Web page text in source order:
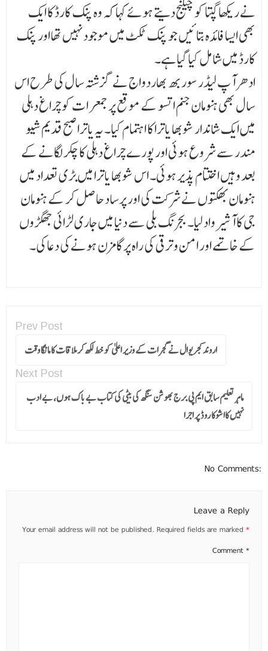
نے ریکھا گپتا کو چیلنج دیتے ہوئے کہا کہ وہ پنک کارڈ کا ایک
بھی ایسا فائدہ بتا ئیں جو پنک ٹکٹ میں موجود نہیں تھا اور پنک
کارڈ میں شامل کیا گیا ہے۔
ادھرآپ لیڈر سوربھ بھاردواج نے گزشتہ سال کی طرح اس
سال بھی ہنومان جنم اتسو کے موقع پر جمعر ا ت کو چراغ دہلی
میں ایک شاندار شوبھا یاترا کا اہتمام کیا۔ یہ یاترا صبح قدیم شیو
مندر سے شروع ہوئی اور پورے چراغ دہلی کا چکر لگانے کے
بعد وہیں اختتام پذیر ہوئی۔ اس شوبھا یاترا میں بڑی تعداد میں
ہنومان بھکتوں نے شرکت کی اور پرساد حاصل کر کے ہنومان
جی کا آشیرواد لیا۔ بجرنگ بلی سے دنیا میں جاری لڑائی جھگڑوں
کے خاتمے اور امن و ترقی کی راہ پر گامزن ہونے کی دعا کی۔
Prev Post
اروند کجریوال نے گجرات کے وزیر اعلیٰ کو خط لکھ کر ملاقات کا مانگا وقت
Next Post
ماہر تعلیم سابق ایم پی برج بھوشن سنگھ کی بیٹی کی کتاب بے باک ہوں، بے ادب
نہیں کااشوکا روڈ پر اجرا
No Comments:
Leave a Reply
Your email address will not be published. Required fields are marked *
Comment *